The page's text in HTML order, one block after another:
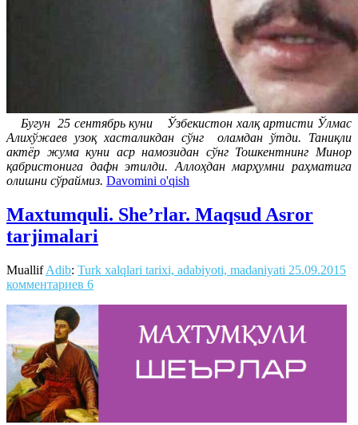
Бугун 25 сентябрь куни Ўзбекистон халқ артисти Ўлмас
Алихўжаев узоқ хасталикдан сўнг оламдан ўтди. Таниқли
актëр жума куни аср намозидан сўнг Тошкентнинг Минор
қабристонига дафн этилди. Аллоҳдан марҳумни раҳматига
олишни сўраймиз. Davomini o'qish
Maxtumquli. She’rlar. Maqsud Asror
tarjimalari
MuallifAdib: Turk xalqlari tarixi, adabiyoti, madaniyati 25.09.2015
комментариев 6